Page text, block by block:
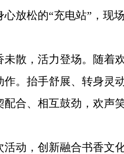
心放松的“充电站”，现
，活力登场。随着欢
作。抬手舒展、转身灵
配合、相互鼓劲，欢声
，创新融合书香文化